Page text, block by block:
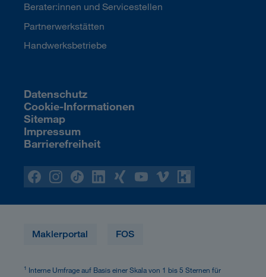
Maklerportal FOS
1 Interne Umfrage auf Basis einer Skala von 1 bis 5 Sternen für
Berater:innen und Servicestellen
Partnerwerkstätten
Handwerksbetriebe
Datenschutz
Cookie-Informationen
Sitemap
Impressum
Barrierefreiheit